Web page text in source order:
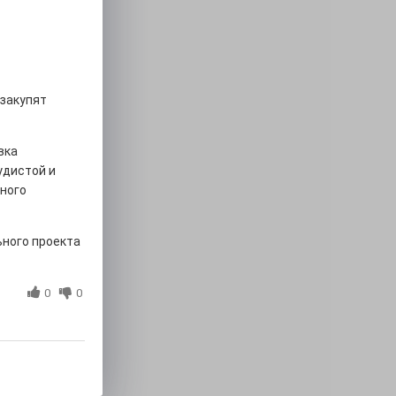
и
проекта
0 0